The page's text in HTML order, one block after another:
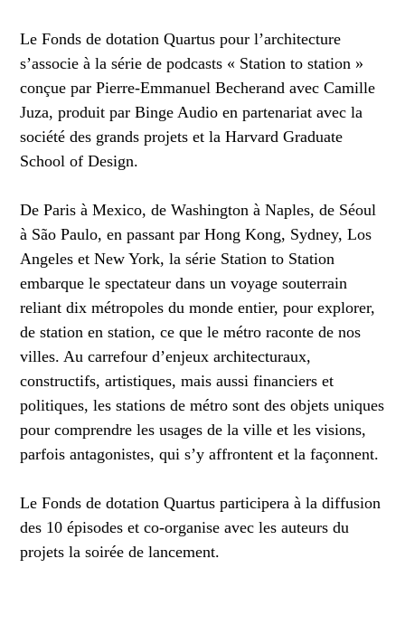
Le Fonds de dotation Quartus pour l’architecture
s’associe à la série de podcasts « Station to station »
conçue par Pierre-Emmanuel Becherand avec Camille
Juza, produit par Binge Audio en partenariat avec la
société des grands projets et la Harvard Graduate
School of Design.
De Paris à Mexico, de Washington à Naples, de Séoul
à São Paulo, en passant par Hong Kong, Sydney, Los
Angeles et New York, la série Station to Station
embarque le spectateur dans un voyage souterrain
reliant dix métropoles du monde entier, pour explorer,
de station en station, ce que le métro raconte de nos
villes. Au carrefour d’enjeux architecturaux,
constructifs, artistiques, mais aussi financiers et
politiques, les stations de métro sont des objets uniques
pour comprendre les usages de la ville et les visions,
parfois antagonistes, qui s’y affrontent et la façonnent.
Le Fonds de dotation Quartus participera à la diffusion
des 10 épisodes et co-organise avec les auteurs du
projets la soirée de lancement.